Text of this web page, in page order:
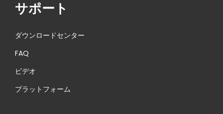
サポート
ダウンロードセンター
FAQ
ビデオ
プラットフォーム